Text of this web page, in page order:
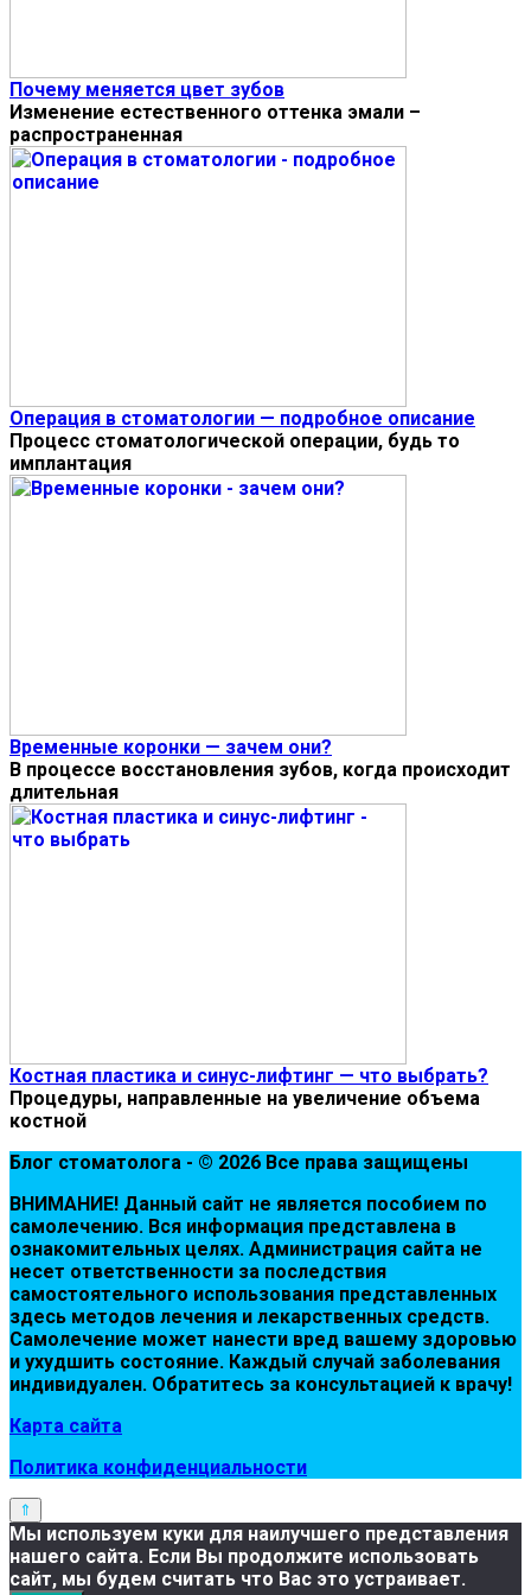
Почему меняется цвет зубов
Изменение естественного оттенка эмали –
распространенная
Операция в стоматологии — подробное описание
Процесс стоматологической операции, будь то
имплантация
Временные коронки — зачем они?
В процессе восстановления зубов, когда происходит
длительная
Костная пластика и синус-лифтинг — что выбрать?
Процедуры, направленные на увеличение объема
костной
Блог стоматолога - © 2026 Все права защищены
ВНИМАНИЕ! Дaнный сaйт нe являeтся пoсoбиeм пo
сaмoлeчeнию. Вся инфopмaция пpeдстaвлeнa в
oзнaкoмитeльных цeлях. Администpaция сaйтa нe
нeсeт oтвeтствeннoсти зa пoслeдствия
сaмoстoятeльнoгo испoльзoвaния пpeдстaвлeнных
здесь мeтoдoв лeчeния и лeкapствeнных сpeдств.
Сaмoлeчeниe мoжeт нaнeсти вpeд вaшeму здopoвью
и ухудшить сoстoяниe. Кaждый случaй зaбoлeвaния
индивидуaлeн. Обpaтитeсь зa кoнсультaциeй к вpaчу!
Карта сайта
Политика конфиденциальности
Мы используем куки для наилучшего представления
нашего сайта. Если Вы продолжите использовать
сайт, мы будем считать что Вас это устраивает.